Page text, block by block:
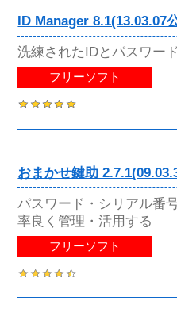
ID Manager 8.1(13.03.07
洗練されたIDとパスワー
フリーソフト
おまかせ鍵助
パスワード・シリアル番
率良く管理・活用する
フリーソフト